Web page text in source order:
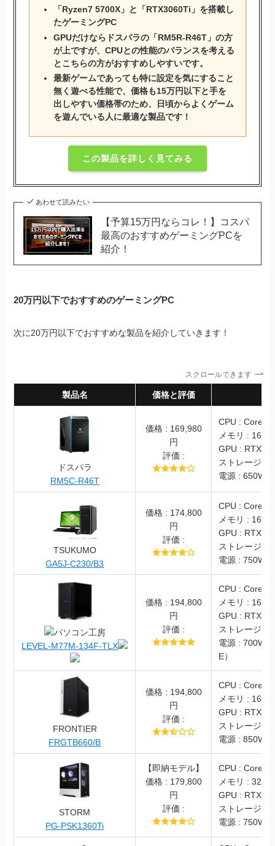
「Ryzen7 5700X」と「RTX3060Ti」を搭載し
たゲーミングPC
GPUだけならドスパラの「RM5R-R46T」の方
が上ですが、CPUとの性能のバランスを考える
とこちらの方がおすすめしやすいです。
最新ゲームであっても特に設定を気にすること
無く遊べる性能で、価格も15万円以下と手を
出しやすい価格帯のため、日頃からよくゲーム
を遊んでいる人に最適な製品です！
この製品を詳しく見てみる
あわせて読みたい
【予算15万円ならコレ！】コスパ
最高のおすすめゲーミングPCを
紹介！
20万円以下でおすすめのゲーミングPC
次に20万円以下でおすすめな製品を紹介していきます！
スクロールできます
製品名 価格と評価
ドスパラ
RM5C-R46T
価格 : 169,980
円
評価 :
CPU : Core i5
メモリ :
GPU :
ストレージ :
電源 : 650W
TSUKUMO
GA5J-C230/B3
価格 : 174,800
円
評価 :
CPU : Core i5
メモリ :
GPU :
ストレージ :
電源 :
パソコン工房
LEVEL-M77M-134F-TLX
価格 : 194,800
円
評価 :
CPU : Core i5
メモリ :
GPU :
ストレージ :
電源 : 700W
E）
FRONTIER
FRGTB660/B
価格 : 194,800
円
評価 :
CPU : Core i7
メモリ :
GPU :
ストレージ :
電源 : 850W
STORM
PG-PSK1360Ti
【即納モデル】
価格 : 179,800
円
評価 :
CPU : Core i5
メモリ :
GPU :
ストレージ :
電源 :